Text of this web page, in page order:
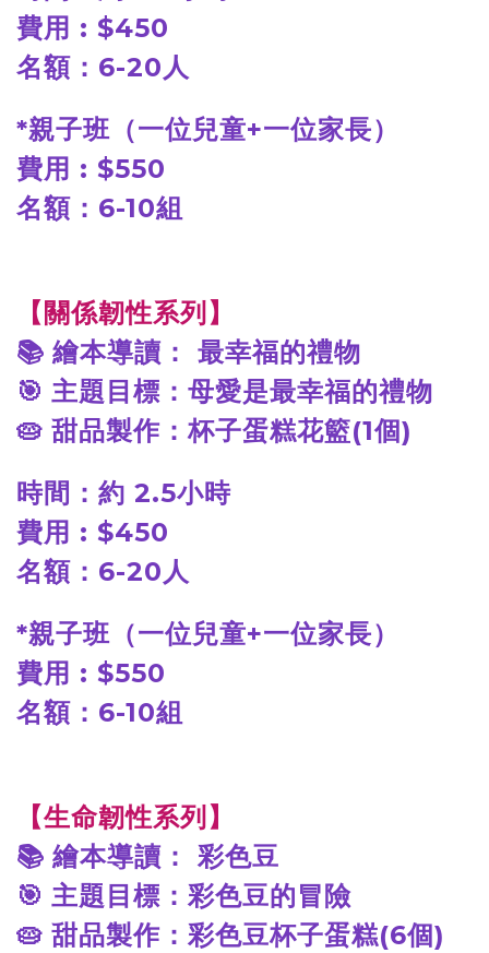
費用 : $450
名額：6-20人
*親子班（一位兒童+一位家長）
費用 : $550
名額：6-10組
【關係韌性系列】
📚 繪本導讀： 最幸福的禮物
🎯 主題目標：母愛是最幸福的禮物
🥧 甜品製作：杯子蛋糕花籃(1個)
時間：約 2.5小時
費用 : $450
名額：6-20人
*親子班（一位兒童+一位家長）
費用 : $550
名額：6-10組
【生命韌性系列】
📚 繪本導讀： 彩色豆
🎯 主題目標：彩色豆的冒險
🥧 甜品製作：彩色豆杯子蛋糕(6個)